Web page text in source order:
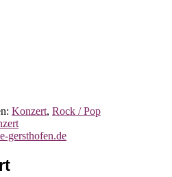
Konzert, Rock / Pop
gersthofen.de